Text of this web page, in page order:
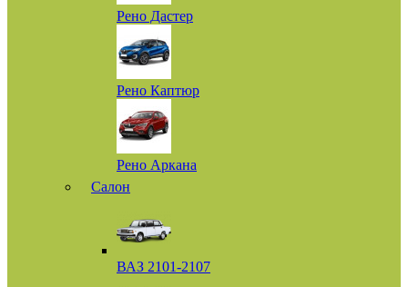
Рено Дастер
Рено Каптюр
Рено Аркана
Салон
ВАЗ 2101-2107